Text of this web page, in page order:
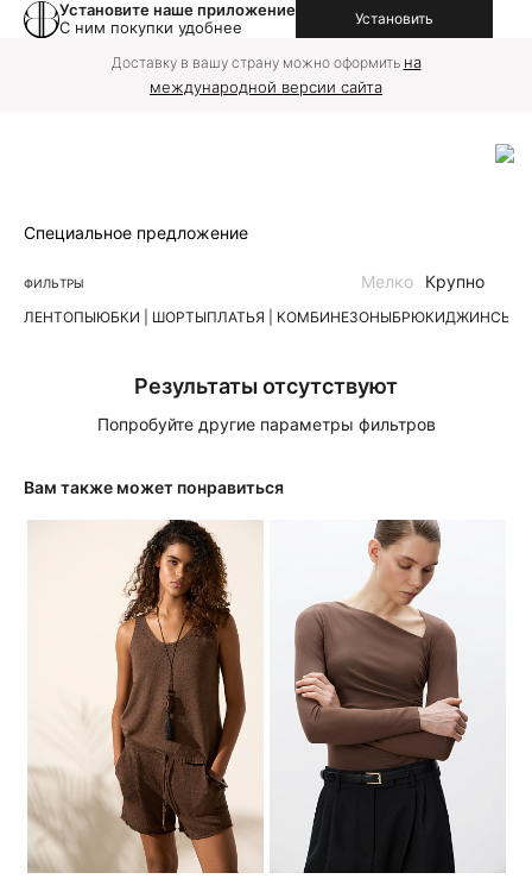
Установите наше приложение
С ним покупки удобнее
Установить
Доставку в вашу страну можно оформить на
международной версии сайта
Специальное предложение
ФИЛЬТРЫ
ЛЕНТОПЫЮБКИ | ШОРТЫПЛАТЬЯ | КОМБИНЕЗОНЫБРЮКИДЖИНСЫ
Мелко Крупно
Результаты отсутствуют
Попробуйте другие параметры фильтров
Вам также может понравиться